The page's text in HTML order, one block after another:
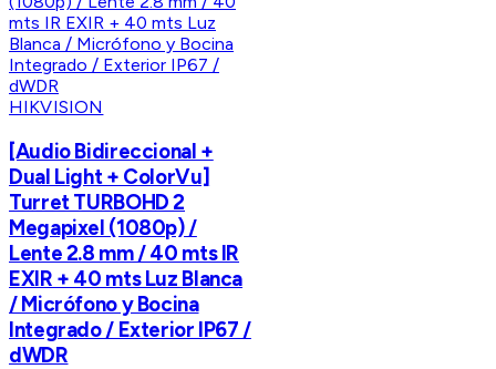
HIKVISION
[Audio Bidireccional +
Dual Light + ColorVu]
Turret TURBOHD 2
Megapixel (1080p) /
Lente 2.8 mm / 40 mts IR
EXIR + 40 mts Luz Blanca
/ Micrófono y Bocina
Integrado / Exterior IP67 /
dWDR